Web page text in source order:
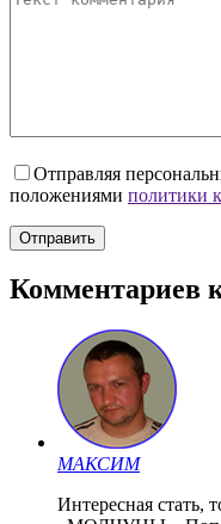
Отправляя
положениями политики
Комментариев
МАКСИМ
Интересная стать,